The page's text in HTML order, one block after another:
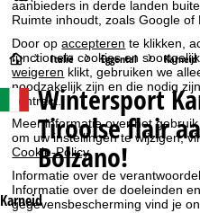
aanbieders in derde landen
Ruimte inhoudt, zoals Google of
Door opaccepteren te klikken,
functionele cookies en
weigeren klikt, gebruiken we
noodzakelijk zijn en die nodig
contract.
Meer informatie over het
om uw instellingen te wijzigen,
Cookie-Policy.
Informatie over de
Informatie over de doeleinden
gegevensbescherming vind je
S
t
a
r
t
Italië Eggental Karneid
Wintersport
Tiroolse flair
Bolzano!
Karneid